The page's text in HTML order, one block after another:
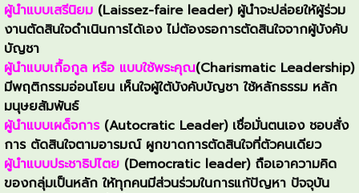
ผู้นำแบบเสรีนิยม(Laissez-faire leader) ผู้นำจะปล่อยให้ผู้ร่วม
งานตัดสินใจดำเนินการได้เอง ไม่ต้องรอการตัดสินใจจากผู้บังคับ
บัญชา
ผู้นำแบบเกื้อกูล หรือ แบบใช้พระคุณ(Charismatic Leadership)
มีพฤติกรรมอ่อนโยน เห็นใจผู้ใต้บังคับบัญชา ใช้หลักธรรม หลัก
มนุษยสัมพันธ์
ผู้นำแบบเผด็จการ(Autocratic Leader) เชื่อมั่นตนเอง ชอบสั่ง
การ ตัดสินใจตามอารมณ์ ผูกขาดการตัดสินใจที่ตัวคนเดียว
ผู้นำแบบประชาธิปไตย(Democratic leader) ถือเอาความคิด
ของกลุ่มเป็นหลัก ให้ทุกคนมีส่วนร่วมในการแก้ปัญหา ปัจจุบัน